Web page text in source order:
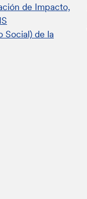
de Impacto,
Social) de la